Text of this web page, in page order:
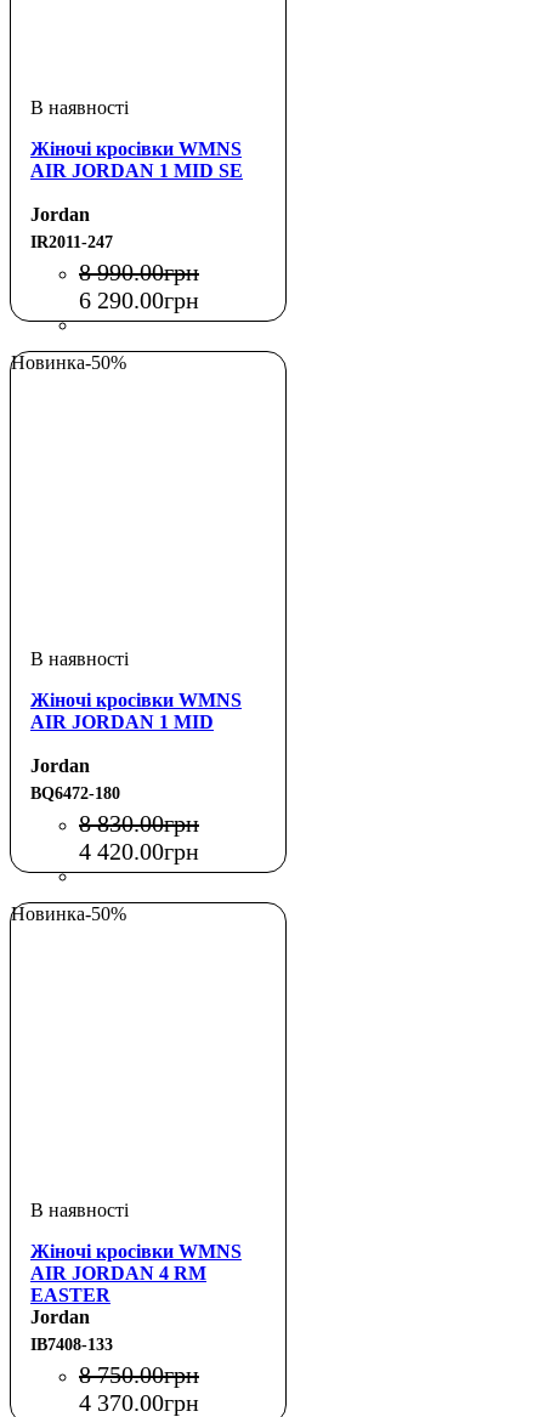
Жіночі кросівки WMNS
AIR JORDAN 1 MID SE
Jordan
IR2011-247
8 990.00грн
6 290.00грн
Новинка-50%
Жіночі кросівки WMNS
AIR JORDAN 1 MID
Jordan
BQ6472-180
8 830.00грн
4 420.00грн
Новинка-50%
Жіночі кросівки WMNS
AIR JORDAN 4 RM
EASTER
Jordan
IB7408-133
8 750.00грн
4 370.00грн